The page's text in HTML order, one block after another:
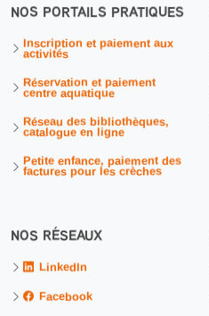
NOS PORTAILS PRATIQUES
Inscription et paiement aux
activités
Réservation et paiement
centre aquatique
Réseau des bibliothèques,
catalogue en ligne
Petite enfance, paiement des
factures pour les crèches
NOS RÉSEAUX
LinkedIn
Facebook